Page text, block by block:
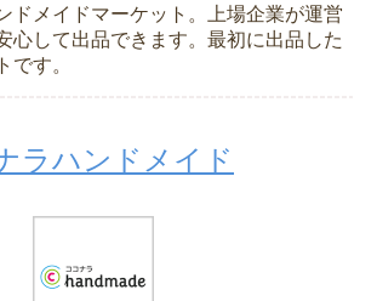
ドメイドマーケット。上場企業が運営
心して出品できます。最初に出品した
です。
ラハンドメイド